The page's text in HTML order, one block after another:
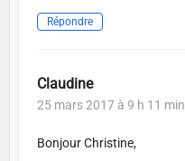
Répondre
Claudine
25 mars 2017 à 9 h 11 min
Bonjour Christine,